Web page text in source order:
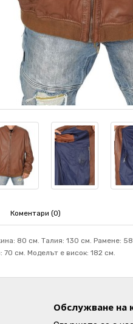
Коментари (0)
80 см. Талия: 130 см. Рамене:
см. Mоделът е висок: 182 см.
Обслужване на